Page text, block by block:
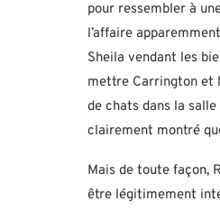
pour ressembler à
l’affaire
Sheila vendant les
mettre Carrington et
de chats dans la salle
clairement montré
Mais de toute façon,
être légitimement